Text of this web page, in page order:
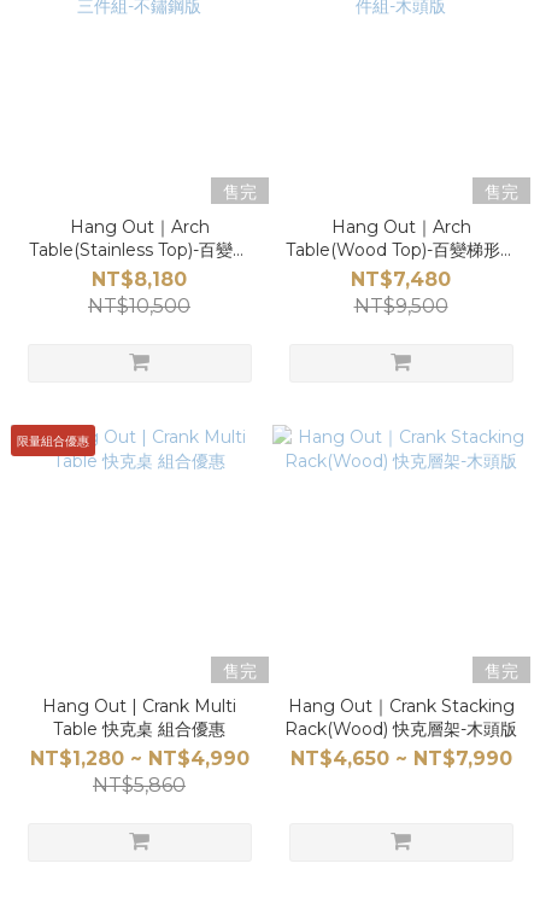
售完
Hang Out｜Arch
Table(Stainless Top)-百變梯
形桌三件組-不鏽鋼版
NT$8,180
NT$10,500
售完
Hang Out｜Arch
Table(Wood Top)-百變梯形桌
三件組-木頭版
NT$7,480
NT$9,500
限量組合優惠
售完
Hang Out | Crank Multi
Table 快克桌 組合優惠
NT$1,280 ~ NT$4,990
NT$5,860
售完
Hang Out｜Crank Stacking
Rack(Wood) 快克層架-木頭版
NT$4,650 ~ NT$7,990